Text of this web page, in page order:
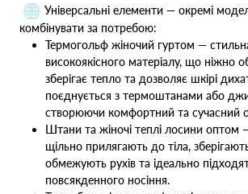
Універсальні елементи — окремі
комбінувати за потребою:
Термогольф жіночий гуртом —
високоякісного матеріалу, що ніжно
зберігає тепло та дозволяє шкірі
поєднується з термоштанами або
створюючи комфортний та сучасний
Штани та жіночі теплі лосини оптом —
щільно прилягають до тіла,
обмежують рухів та ідеально
повсякденного носіння.